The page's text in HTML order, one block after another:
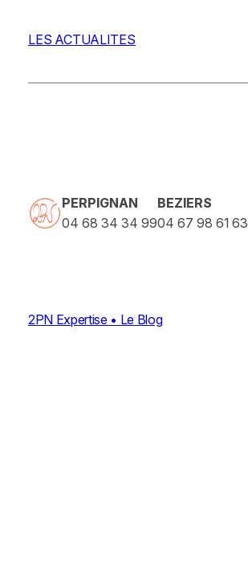
LES ACTUALITES
PERPIGNAN
04 68 34 34 99
BEZIERS
04 67 98 61 63
2PN Expertise • Le Blog